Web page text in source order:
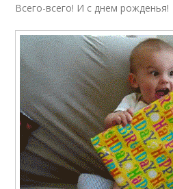
Всего-всего! И с днем рожденья!